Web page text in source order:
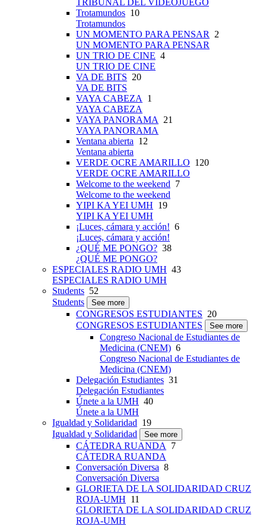
TRIBUNAL DEL VIDEOJUEGO
Trotamundos 10
Trotamundos
UN MOMENTO PARA PENSAR
2
UN MOMENTO PARA PENSAR
UN TRIO DE CINE 4
UN TRIO DE CINE
VA DE BITS 20
VA DE BITS
VAYA CABEZA
1
VAYA CABEZA
VAYA PANORAMA
21
VAYA PANORAMA
Ventana abierta 12
Ventana abierta
VERDE OCRE AMARILLO 120
VERDE OCRE AMARILLO
Welcome to the weekend 7
Welcome to the weekend
YIPI KA YEI UMH 19
YIPI KA YEI UMH
¡Luces, cámara y acción! 6
¡Luces, cámara y acción!
¿QUÉ ME PONGO? 38
¿QUÉ ME PONGO?
ESPECIALES RADIO UMH 43
ESPECIALES RADIO UMH
Students 52
Students
See more
CONGRESOS ESTUDIANTES 20
CONGRESOS ESTUDIANTES
See more
Congreso Nacional de Estudiantes de
Medicina (CNEM) 6
Congreso Nacional de Estudiantes de
Medicina (CNEM)
Delegación Estudiantes 31
Delegación Estudiantes
Únete a la UMH 40
Únete a la UMH
Igualdad y Solidaridad 19
Igualdad y Solidaridad
See more
CÁTEDRA RUANDA
7
CÁTEDRA RUANDA
Conversación Diversa 8
Conversación Diversa
GLORIETA DE LA SOLIDARIDAD CRUZ
ROJA-UMH 11
GLORIETA DE LA SOLIDARIDAD CRUZ
ROJA-UMH